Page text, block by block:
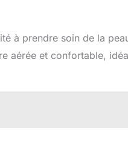
à prendre soin de la
aérée et confortable,